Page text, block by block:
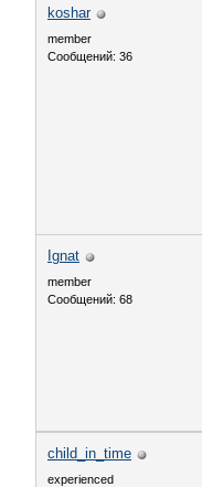
koshar
member
Сообщений: 36
Ignat
member
Сообщений: 68
child_in_time
experienced